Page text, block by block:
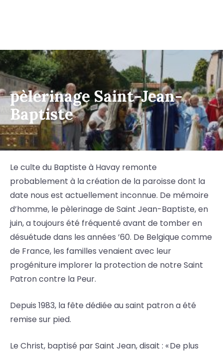
pèlerinage Saint-Jean-
Baptiste
Le culte du Baptiste à Havay remonte
probablement à la création de la paroisse dont la
date nous est actuellement inconnue. De mémoire
d’homme, le pèlerinage de Saint Jean-Baptiste, en
juin, a toujours été fréquenté avant de tomber en
désuétude dans les années ’60. De Belgique comme
de France, les familles venaient avec leur
progéniture implorer la protection de notre Saint
Patron contre la Peur.
Depuis 1983, la fête dédiée au saint patron a été
remise sur pied.
Le Christ, baptisé par Saint Jean, disait : « De plus